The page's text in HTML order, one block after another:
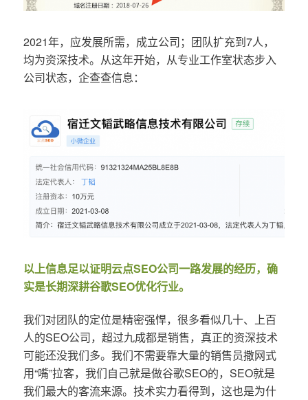
2021年，应发展所需，成立公司；团队扩充到7人，
均为资深技术。从这年开始，从专业工作室状态步入
公司状态，企查查信息：
以上信息足以证明云点SEO公司一路发展的经历，确
实是长期深耕谷歌SEO优化行业。
我们对团队的定位是精密强悍，很多看似几十、上百
人的SEO公司，超过九成都是销售，真正的资深技术
可能还没我们多。我们不需要靠大量的销售员撒网式
用“嘴”拉客，我们自己就是做谷歌SEO的，SEO就是
我们最大的客流来源。技术实力看得到，这也是为什